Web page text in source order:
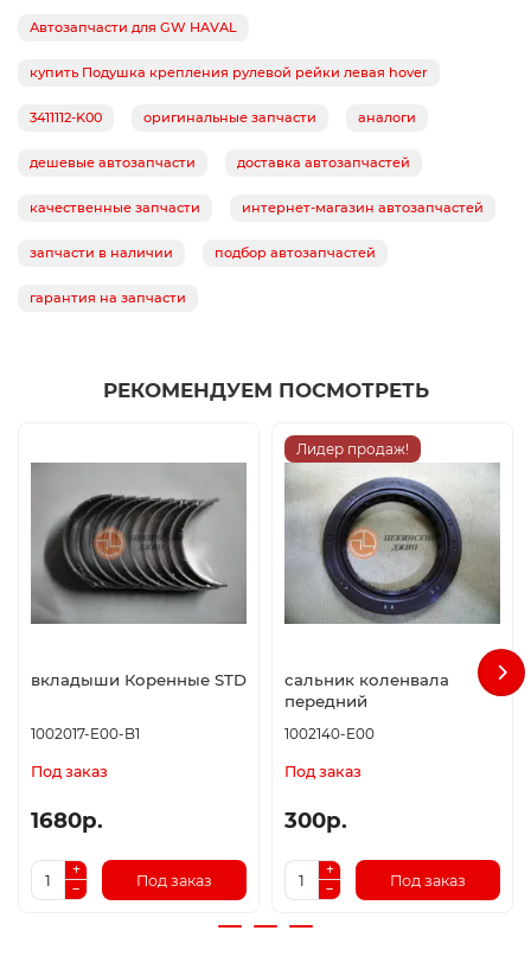
Автозапчасти для GW HAVAL
купить Подушка крепления рулевой рейки левая hover
3411112-K00 оригинальные запчасти аналоги
дешевые автозапчасти доставка автозапчастей
качественные запчасти интернет-магазин автозапчастей
запчасти в наличии подбор автозапчастей
гарантия на запчасти
РЕКОМЕНДУЕМ ПОСМОТРЕТЬ
вкладыши Коренные STD
1002017-E00-B1
Под заказ
1680р.
Под заказ
Лидер продаж!
сальник коленвала
передний
1002140-E00
Под заказ
300р.
Под заказ